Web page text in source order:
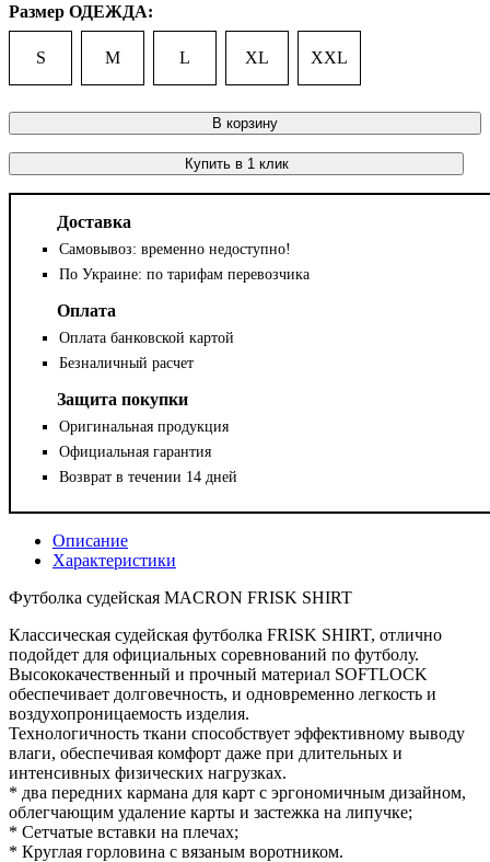
Размер ОДЕЖДА:
S M L XL XXL
В корзину
Купить в 1 клик
Доставка
Самовывоз: временно недоступно!
По Украине: по тарифам перевозчика
Оплата
Оплата банковской картой
Безналичный расчет
Защита покупки
Оригинальная продукция
Официальная гарантия
Возврат в течении 14 дней
Описание
Характеристики
Футболка судейская MACRON FRISK SHIRT
Классическая судейская футболка FRISK SHIRT, отлично
подойдет для официальных соревнований по футболу.
Высококачественный и прочный материал SOFTLOCK
обеспечивает долговечность, и одновременно легкость и
воздухопроницаемость изделия.
Технологичность ткани способствует эффективному выводу
влаги, обеспечивая комфорт даже при длительных и
интенсивных физических нагрузках.
* два передних кармана для карт с эргономичным дизайном,
облегчающим удаление карты и застежка на липучке;
* Сетчатые вставки на плечах;
* Круглая горловина с вязаным воротником.